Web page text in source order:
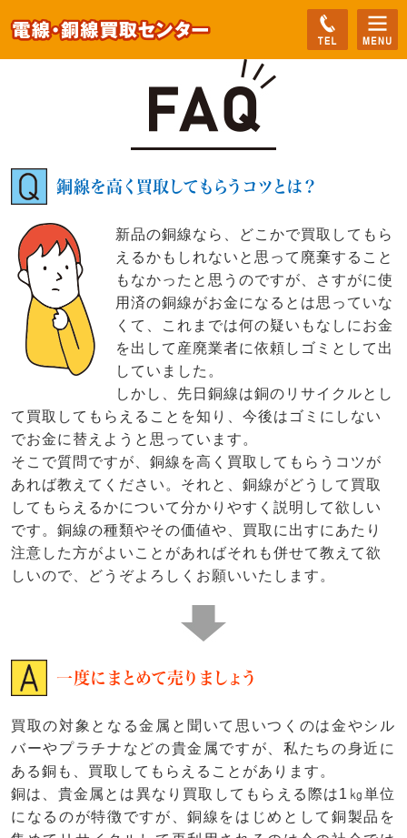
銅線を高く買取してもらうコツとは？
新品の銅線なら、どこかで買取してもら
えるかもしれないと思って廃棄すること
もなかったと思うのですが、さすがに使
用済の銅線がお金になるとは思っていな
くて、これまでは何の疑いもなしにお金
を出して産廃業者に依頼しゴミとして出
していました。
しかし、先日銅線は銅のリサイクルとし
て買取してもらえることを知り、今後はゴミにしない
でお金に替えようと思っています。
そこで質問ですが、銅線を高く買取してもらうコツが
あれば教えてください。それと、銅線がどうして買取
してもらえるかについて分かりやすく説明して欲しい
です。銅線の種類やその価値や、買取に出すにあたり
注意した方がよいことがあればそれも併せて教えて欲
しいので、どうぞよろしくお願いいたします。
一度にまとめて売りましょう
買取の対象となる金属と聞いて思いつくのは金やシル
バーやプラチナなどの貴金属ですが、私たちの身近に
ある銅も、買取してもらえることがあります。
銅は、貴金属とは異なり買取してもらえる際は1㎏単位
になるのが特徴ですが、銅線をはじめとして銅製品を